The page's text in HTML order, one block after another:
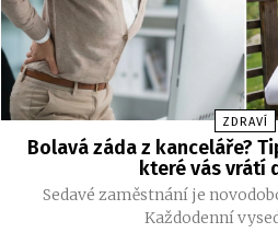
ZDRAVÍ
Bolavá záda z kanceláře?
které vás vrátí
Sedavé zaměstnání je
Každodenní